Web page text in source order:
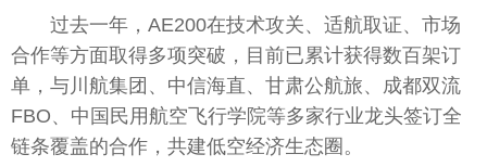
过去一年，AE200在技术攻关、适航取证、市场
合作等方面取得多项突破，目前已累计获得数百架订
单，与川航集团、中信海直、甘肃公航旅、成都双流
FBO、 中国 民用航空飞行学院等多家行业龙头签订全
链条覆盖的合作，共建低空经济生态圈。